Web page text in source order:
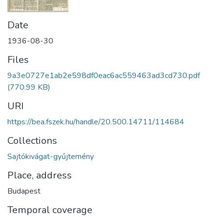
Date
1936-08-30
Files
9a3e0727e1ab2e598df0eac6ac559463ad3cd730.pdf
(770.99 KB)
URI
https://bea.fszek.hu/handle/20.500.14711/114684
Collections
Sajtókivágat-gyűjtemény
Place, address
Budapest
Temporal coverage